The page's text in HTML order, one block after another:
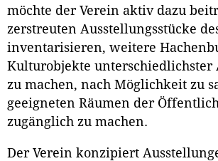
möchte der Verein aktiv dazu
zerstreuten Ausstellungsstücke
inventarisieren, weitere
Kulturobjekte unterschiedlichster
zu machen, nach Möglichkeit zu
geeigneten Räumen der
zugänglich zu machen.
Der Verein konzipiert